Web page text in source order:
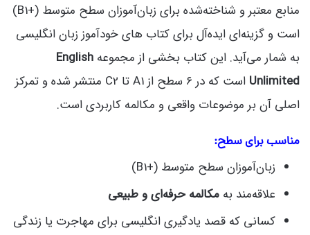
منابع معتبر و شناخته‌شده برای زبان‌آموزان سطح متوسط (+B1)
است و گزینه‌ای ایده‌آل برای کتاب های خودآموز زبان انگلیسی
به شمار می‌آید. این کتاب بخشی از مجموعه English
Unlimited
است که در ۶ سطح از A1 تا C2 منتشر شده و تمرکز
اصلی آن بر موضوعات واقعی و مکالمه کاربردی است.
مناسب برای سطح:
زبان‌آموزان سطح متوسط (+B1)
علاقه‌مند به مکالمه حرفه‌ای و طبیعی
کسانی که قصد یادگیری انگلیسی برای مهاجرت یا زندگی